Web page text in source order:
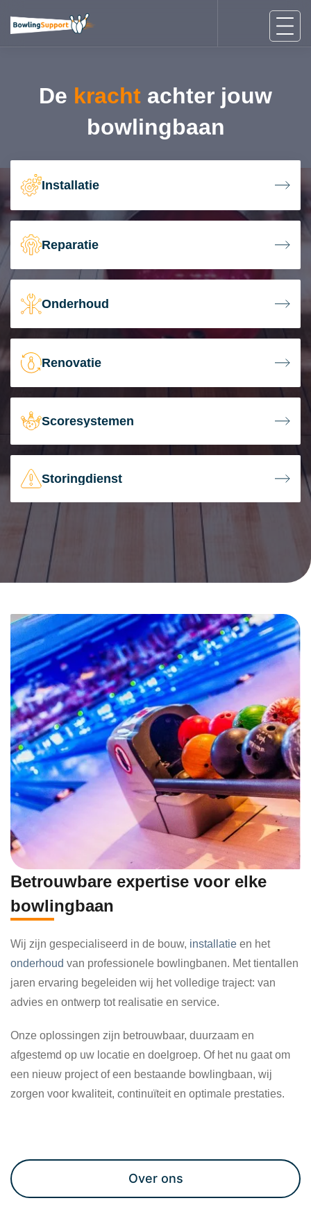
De kracht achter jouw
bowlingbaan
Installatie
Reparatie
Onderhoud
Renovatie
Scoresystemen
Storingdienst
Betrouwbare expertise voor elke
bowlingbaan
Wij zijn gespecialiseerd in de bouw, installatie en het
onderhoud van professionele bowlingbanen. Met tientallen
jaren ervaring begeleiden wij het volledige traject: van
advies en ontwerp tot realisatie en service.
Onze oplossingen zijn betrouwbaar, duurzaam en
afgestemd op uw locatie en doelgroep. Of het nu gaat om
een nieuw project of een bestaande bowlingbaan, wij
zorgen voor kwaliteit, continuïteit en optimale prestaties.
Over ons